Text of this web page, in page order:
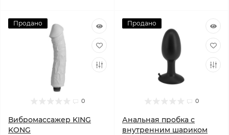
Продано
0
Вибромассажер KING
KONG
Продано
0
Анальная пробка с
внутренним шариком